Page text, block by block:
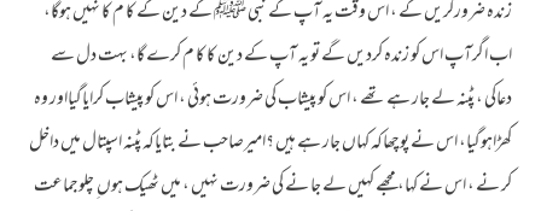
زندہ ضرورکریں گے ، اس وقت یہ آپ کے نبی ﷺ کے دین کے کا م کا نہیں ہوگا،
اب اگرآپ اس کو زندہ کردیں گے تو یہ آپ کے دین کا کا م کرے گا، بہت دل سے
دعاکی ، پٹنہ لے جار ہے تھے ، اس کو پیشاب کی ضرورت ہوئی ، اس کو پیشاب کرایاگیااور وہ
کھڑاہوگیا، اس نے پوچھاکہ کہاں جار ہے ہیں ؟امیرصاحب نے بتایاکہ پٹنہ اسپتال میں داخل
کر نے ، اس نے کہا، مجھے کہیں لے جا نے کی ضرورت نہیں ، میں ٹھیک ہوں ِ چلوجماعت